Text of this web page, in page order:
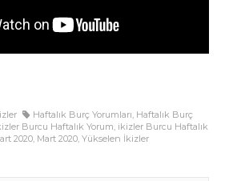
Haftalık Burç Yorumları, Haftalık Burç
Burcu Haftalık Yorum, ikizler Burcu Haftalık
2020, Mart 2020, Yükselen İkizler